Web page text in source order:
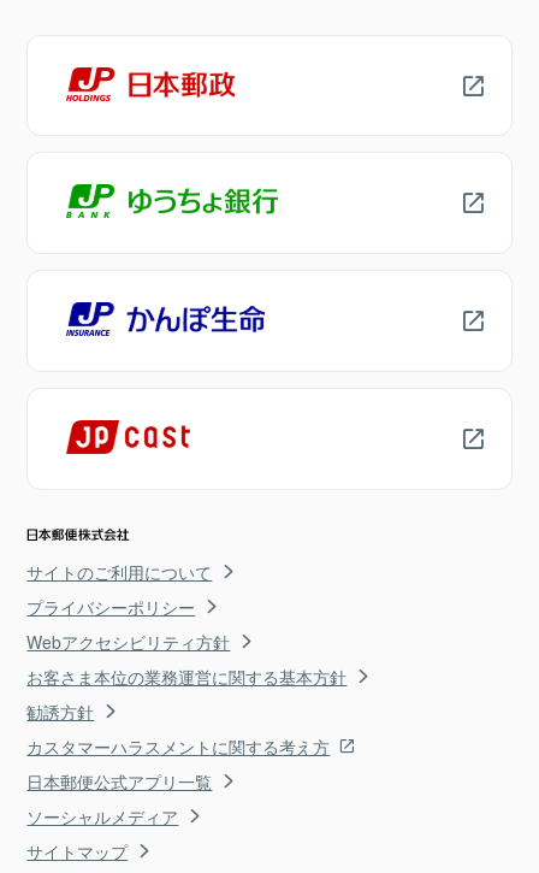
サイトのご利用について
プライバシーポリシー
Webアクセシビリティ方針
お客さま本位の業務運営に関する基本方針
勧誘方針
カスタマーハラスメントに関する考え方
日本郵便公式アプリ一覧
ソーシャルメディア
サイトマップ